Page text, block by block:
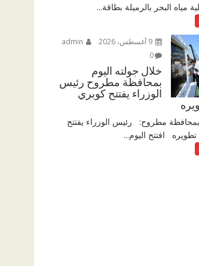
البحر بالرميلة بطاقة...
0
خلال جولته اليوم
بمحافظة مطروح رئيس
الوزراء يفتتح كوبري
بمحافظة مطروح: رئيس الوزراء يفتتح
افتتح اليوم...